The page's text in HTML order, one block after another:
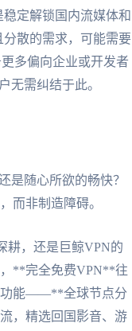
定解锁国内流媒体和
散的需求，可能需要
多偏向企业或开发者
无需纠结于此。
是随心所欲的畅快？
而非制造障碍。
耕，还是巨鲸VPN的
**完全免费VPN**往
功能——**全球节点分
，精选回国影音、游